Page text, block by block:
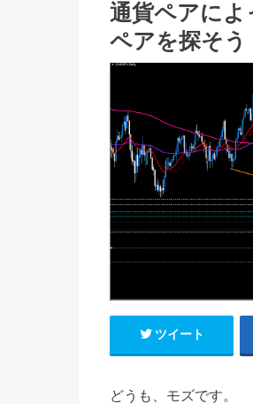
通貨ペアに
ペアを探そう
ツイート
どうも、モズです。